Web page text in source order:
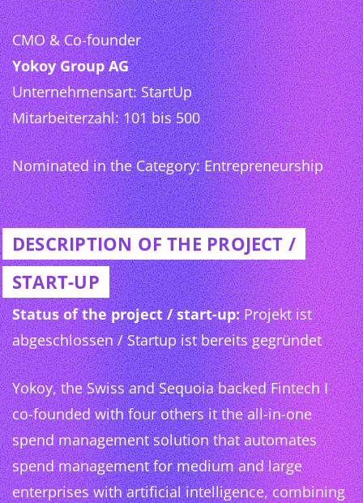
CMO & Co-founder
Yokoy Group AG
Unternehmensart: StartUp
Mitarbeiterzahl: 101 bis 500
Nominated in the Category: Entrepreneurship
DESCRIPTION OF THE PROJECT /
START-UP
Status of the project / start-up:Projekt ist
abgeschlossen / Startup ist bereits gegründet
Yokoy, the Swiss and Sequoia backed Fintech I
co-founded with four others it the all-in-one
spend management solution that automates
spend management for medium and large
enterprises with artificial intelligence, combining